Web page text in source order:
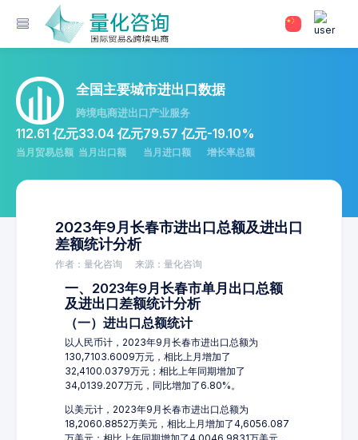
全国主要城市进出口数据
跨境电商进出口产业服务
112.61 亿元
当月贸易总额
33.04 亿元
当月出口额
79.57 亿元
当月进口额
-19.10%
增长率总额
2023年9月长春市进出口总额及进出口
差额统计分析
作者：量化咨询 来源：量化咨询
一、2023年9月长春市单月出口总额
及进出口差额统计分析
（一）进出口总额统计
以人民币计，2023年9月长春市进出口总额为
130,7103.6009万元，相比上月增加了
32,4100.0379万元；相比上年同期增加了
34,0139.207万元，同比增加了6.80%。
以美元计，2023年9月长春市进出口总额为
18,2060.8852万美元，相比上月增加了4,6056.087